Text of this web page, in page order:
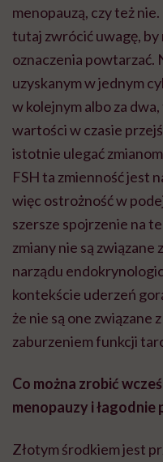
menopauzą, czy też
tutaj zwrócić uwagę,
oznaczenia powtarzać.
uzyskanym w jednym
w kolejnym albo za
wartości w czasie
istotnie ulegać
FSH ta zmienność jest
więc ostrożność w
szersze spojrzenie na
zmiany nie są
narządu
kontekście uderzeń
że nie są one związane
zaburzeniem funkcji
Co można zrobić
menopauzy i łagodnie
Złotym środkiem jest